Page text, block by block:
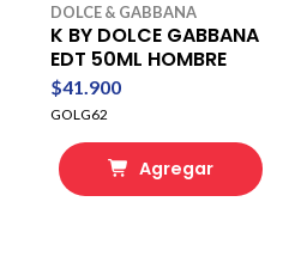
DOLCE & GABBANA
K BY DOLCE GABBANA
EDT 50ML HOMBRE
$41.900
GOLG62
Agregar